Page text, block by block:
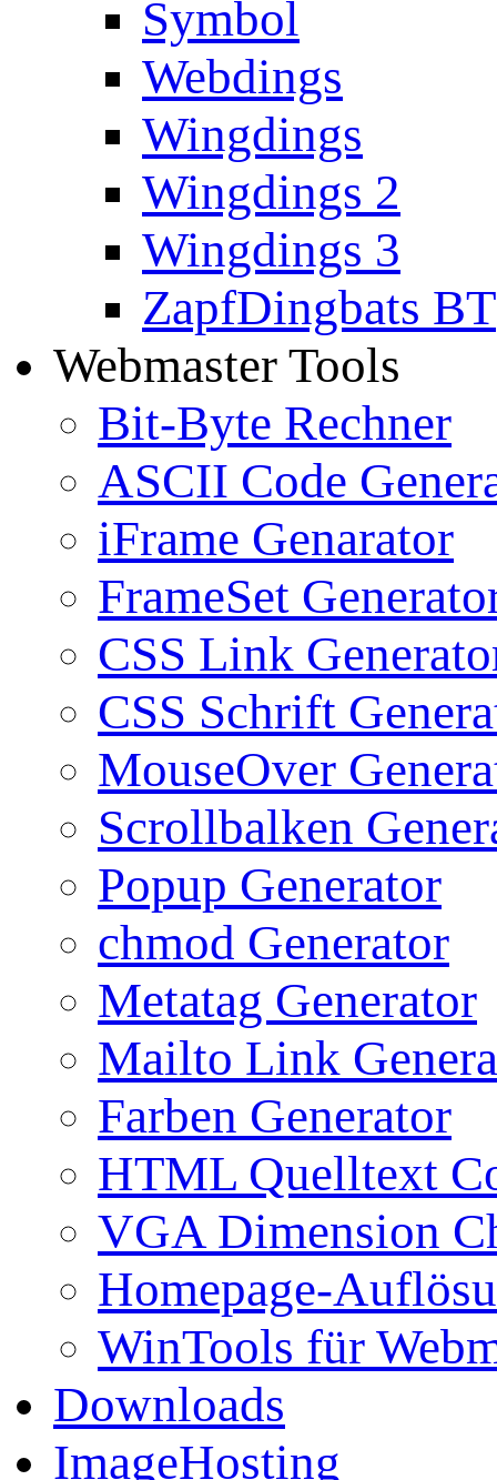
Symbol
Webdings
Wingdings
Wingdings 2
Wingdings 3
ZapfDingbats BT
Webmaster Tools
Bit-Byte Rechner
ASCII Code
iFrame Genarator
FrameSet
CSS Link
CSS Schrift
MouseOver
Scrollbalken
Popup Generator
chmod Generator
Metatag Generator
Mailto Link
Farben Generator
HTML Quelltext
VGA Dimension
Homepage-
WinTools für
Downloads
ImageHosting